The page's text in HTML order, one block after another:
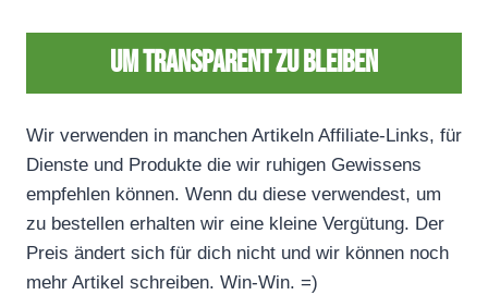
Um transparent zu bleiben
Wir verwenden in manchen Artikeln Affiliate-Links, für
Dienste und Produkte die wir ruhigen Gewissens
empfehlen können. Wenn du diese verwendest, um
zu bestellen erhalten wir eine kleine Vergütung. Der
Preis ändert sich für dich nicht und wir können noch
mehr Artikel schreiben. Win-Win. =)